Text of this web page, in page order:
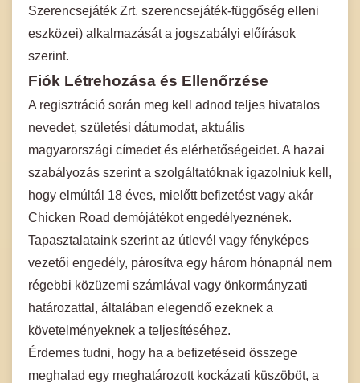
Szerencsejáték Zrt. szerencsejáték-függőség elleni
eszközei) alkalmazását a jogszabályi előírások
szerint.
Fiók Létrehozása és Ellenőrzése
A regisztráció során meg kell adnod teljes hivatalos
nevedet, születési dátumodat, aktuális
magyarországi címedet és elérhetőségeidet. A hazai
szabályozás szerint a szolgáltatóknak igazolniuk kell,
hogy elmúltál 18 éves, mielőtt befizetést vagy akár
Chicken Road demójátékot engedélyeznének.
Tapasztalataink szerint az útlevél vagy fényképes
vezetői engedély, párosítva egy három hónapnál nem
régebbi közüzemi számlával vagy önkormányzati
határozattal, általában elegendő ezeknek a
követelményeknek a teljesítéséhez.
Érdemes tudni, hogy ha a befizetéseid összege
meghalad egy meghatározott kockázati küszöböt, a